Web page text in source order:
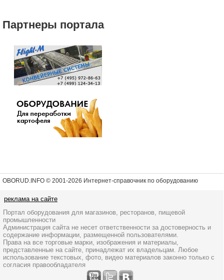
Партнеры портала
OBORUD.INFO © 2001-2026 Интернет-справочник по оборудованию
реклама на сайте
Портал оборудования для магазинов, ресторанов, пищевой
промышленности
Администрация сайта не несет ответственности за достоверность и
содержание информации, размещенной пользователями.
Права на все торговые марки, изображения и материалы,
представленные на сайте, принадлежат их владельцам. Любое
использование текстовых, фото, видео материалов законно только с
согласия правообладателя